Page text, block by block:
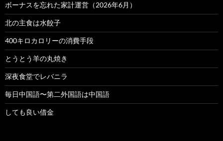
ボーナスを忘れた家計運営（2026年6月）
北の主食は水餃子
400キロカロリーの消費手段
とうとう羊の丸焼き
深夜食堂でレバニラ
毎日中国語〜第二外国語は中国語
しても良い借金